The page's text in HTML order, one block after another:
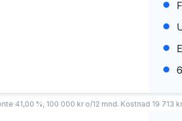
41,00 %, 100 000 kr o/12 mnd. Kostnad 19 713